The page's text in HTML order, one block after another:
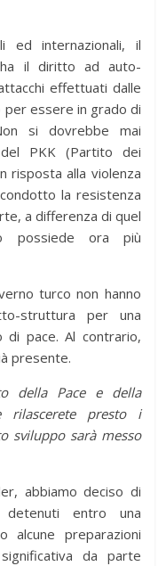
ed internazionali, il
il diritto ad auto-
effettuati dalle
essere in grado di
si dovrebbe mai
PKK (Partito dei
risposta alla violenza
la resistenza
a differenza di quel
possiede ora più
turco non hanno
struttura per una
di pace. Al contrario,
presente.
della Pace e della
rilascerete presto i
sviluppo sarà messo
abbiamo deciso di
entro una
alcune preparazioni
da parte